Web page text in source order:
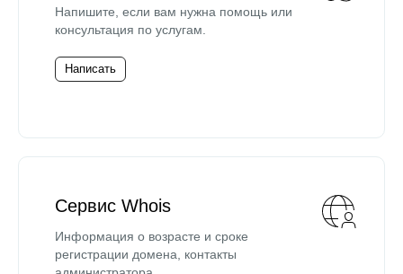
Напишите, если вам нужна помощь или
консультация по услугам.
Написать
Сервис Whois
Информация о возрасте и сроке
регистрации домена, контакты